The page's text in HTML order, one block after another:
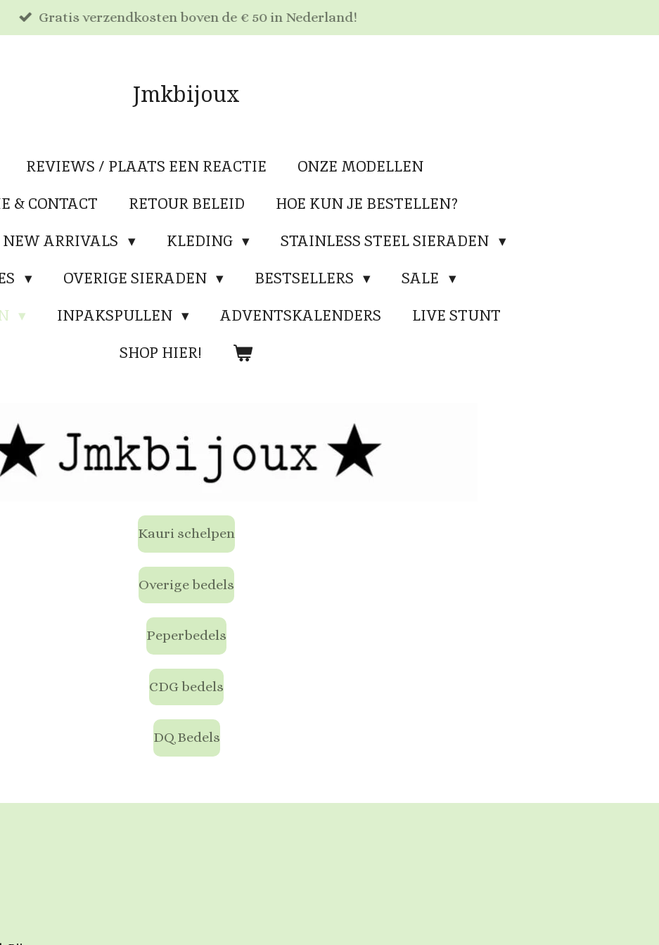
Gratis verzendkosten boven de € 50 in Nederland!
Jmkbijoux
REVIEWS / PLAATS EEN REACTIE
ONZE MODELLEN
& CONTACT
RETOUR BELEID
HOE KUN JE BESTELLEN?
NEW ARRIVALS KLEDING
STAINLESS STEEL SIERADEN
OVERIGE SIERADEN BESTSELLERS
SALE
INPAKSPULLEN ADVENTSKALENDERS
LIVE STUNT
SHOP HIER!
Kauri schelpen
Overige bedels
Peperbedels
CDG bedels
DQ Bedels